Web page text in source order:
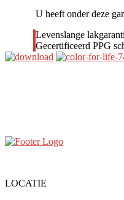
U heeft onder deze
Levenslange
Gecertificeerd PPG
LOCATIE